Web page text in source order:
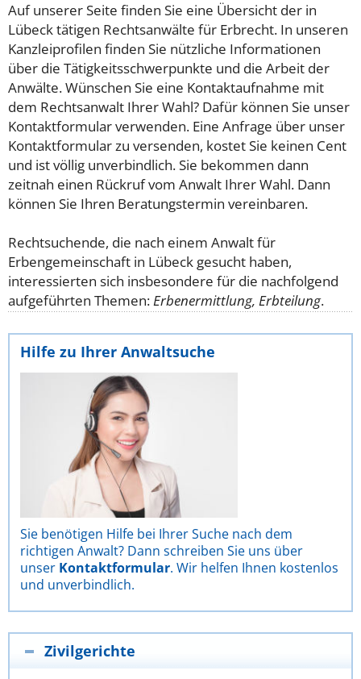
Auf unserer Seite finden Sie eine Übersicht der in
Lübeck tätigen Rechtsanwälte für Erbrecht. In unseren
Kanzleiprofilen finden Sie nützliche Informationen
über die Tätigkeitsschwerpunkte und die Arbeit der
Anwälte. Wünschen Sie eine Kontaktaufnahme mit
dem Rechtsanwalt Ihrer Wahl? Dafür können Sie unser
Kontaktformular verwenden. Eine Anfrage über unser
Kontaktformular zu versenden, kostet Sie keinen Cent
und ist völlig unverbindlich. Sie bekommen dann
zeitnah einen Rückruf vom Anwalt Ihrer Wahl. Dann
können Sie Ihren Beratungstermin vereinbaren.
Rechtsuchende, die nach einem Anwalt für
Erbengemeinschaft in Lübeck gesucht haben,
interessierten sich insbesondere für die nachfolgend
aufgeführten Themen:Erbenermittlung, Erbteilung.
Hilfe zu Ihrer Anwaltsuche
Sie benötigen Hilfe bei Ihrer Suche nach dem
richtigen Anwalt? Dann schreiben Sie uns über
unser Kontaktformular. Wir helfen Ihnen kostenlos
und unverbindlich.
Zivilgerichte